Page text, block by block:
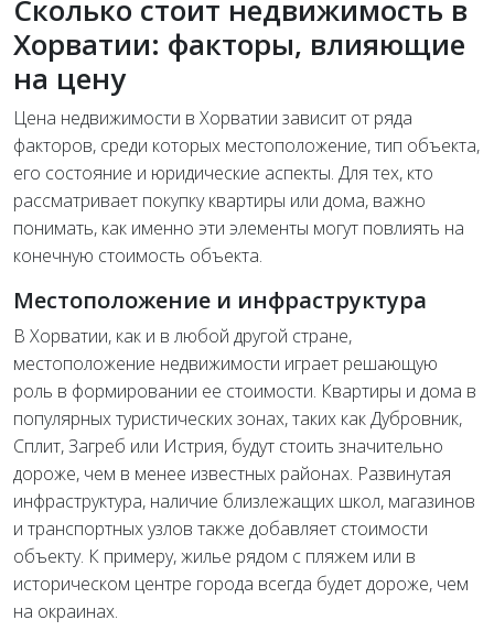
Сколько стоит недвижимость в
Хорватии: факторы, влияющие
на цену
Цена недвижимости в Хорватии зависит от ряда
факторов, среди которых местоположение, тип объекта,
его состояние и юридические аспекты. Для тех, кто
рассматривает покупку квартиры или дома, важно
понимать, как именно эти элементы могут повлиять на
конечную стоимость объекта.
Местоположение и инфраструктура
В Хорватии, как и в любой другой стране,
местоположение недвижимости играет решающую
роль в формировании ее стоимости. Квартиры и дома в
популярных туристических зонах, таких как Дубровник,
Сплит, Загреб или Истрия, будут стоить значительно
дороже, чем в менее известных районах. Развинутая
инфраструктура, наличие близлежащих школ, магазинов
и транспортных узлов также добавляет стоимости
объекту. К примеру, жилье рядом с пляжем или в
историческом центре города всегда будет дороже, чем
на окраинах.